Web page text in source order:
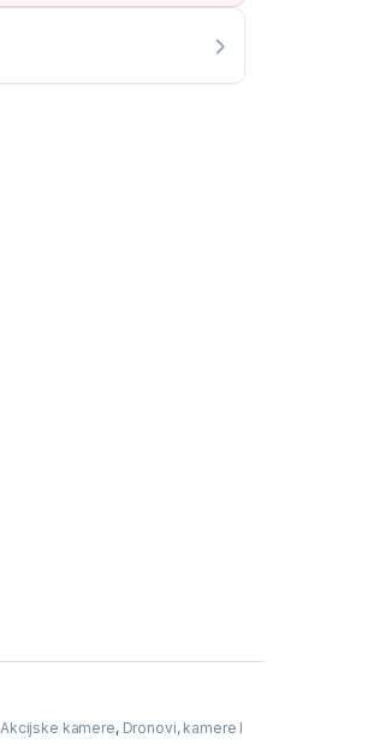
Akcijske kamere, Dronovi, kamere I